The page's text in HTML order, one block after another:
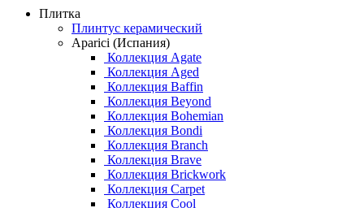
Плитка
Плинтус керамический
Aparici (Испания)
Коллекция Agate
Коллекция Aged
Коллекция Baffin
Коллекция Beyond
Коллекция Bohemian
Коллекция Bondi
Коллекция Branch
Коллекция Brave
Коллекция Brickwork
Коллекция Carpet
Коллекция Cool